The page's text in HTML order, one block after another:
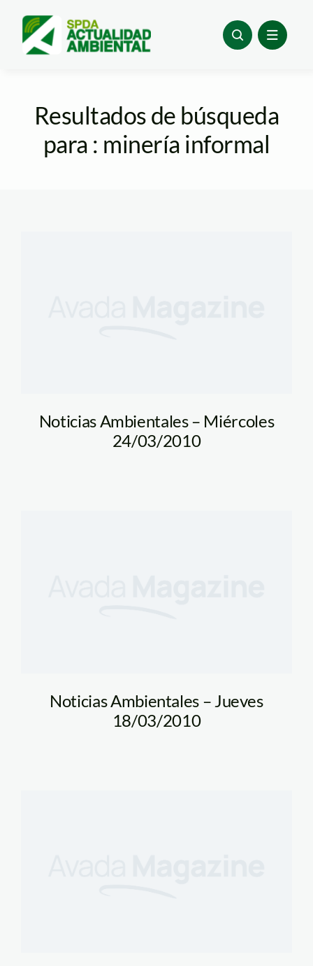
content
Resultados de búsqueda
para : minería informal
Noticias Ambientales – Miércoles
24/03/2010
Noticias Ambientales – Jueves
18/03/2010